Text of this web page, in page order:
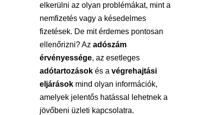
elkerülni az olyan problémákat, mint a
nemfizetés vagy a késedelmes
fizetések. De mit érdemes pontosan
ellenőrizni? Az adószám
érvényessége, az esetleges
adótartozásokés a végrehajtási
eljárásokmind olyan információk,
amelyek jelentős hatással lehetnek a
jövőbeni üzleti kapcsolatra.